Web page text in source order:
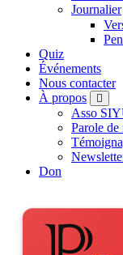
Journalier
Quiz
Événements
Nous contacter
À propos
Asso
Parole
Don